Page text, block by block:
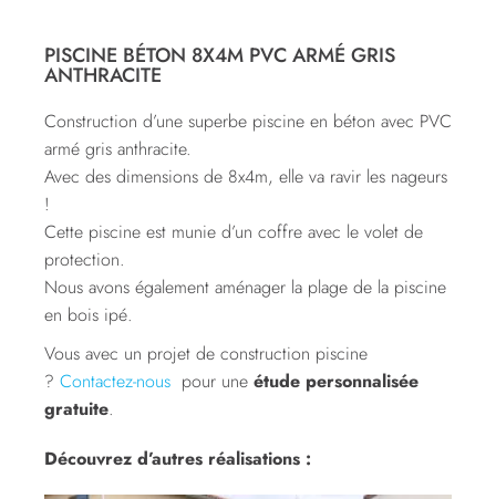
PISCINE BÉTON 8X4M PVC ARMÉ GRIS
ANTHRACITE
Construction d’une superbe piscine en béton avec PVC
armé gris anthracite.
Avec des dimensions de 8x4m, elle va ravir les nageurs
!
Cette piscine est munie d’un coffre avec le volet de
protection.
Nous avons également aménager la plage de la piscine
en bois ipé.
Vous avec un projet de construction piscine
? Contactez-nous pour une étude personnalisée
gratuite.
Découvrez d’autres réalisations :